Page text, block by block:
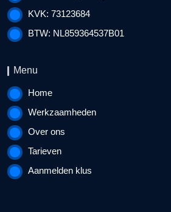
KVK: 73123684
BTW: NL859364537B01
Menu
Home
Werkzaamheden
Over ons
Tarieven
Aanmelden klus